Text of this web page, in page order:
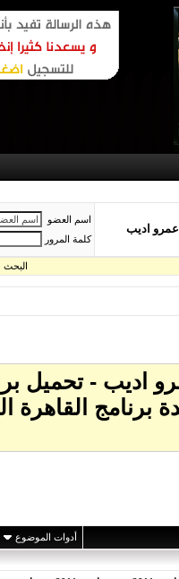
9/2011 - تحميل برنامج القاهرة اليوم - القاهرة اليوم 21/9/2011 - عمرو اديب - تحميل برنامج القاهرة اليوم 2011 - عمرو اديب - صور عمرو اديب 2011 - عمرو اديب
اسم العضو
كلمة المرور
البحث
- 21/9/2011 - تحميل برنامج القاهرة اليوم - القاهرة اليوم 21/9/2011 - عمرو
- عمرو اديب 2011 - مشاهدة - مشاهدة برنامج
أدوات الموضوع